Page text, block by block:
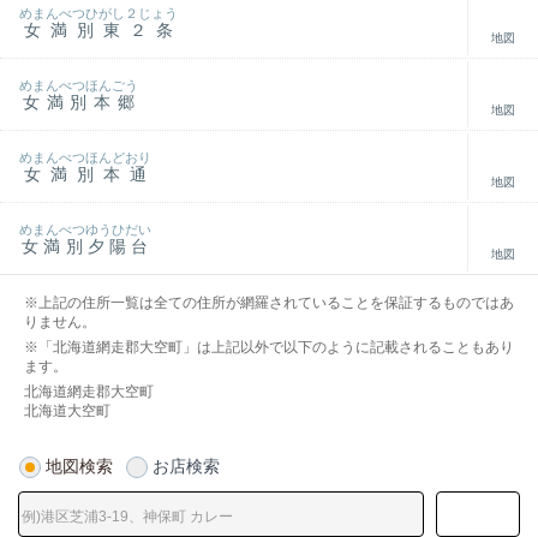
女満別東２条
めまんべつひがし２じょう
地図
女満別本郷
めまんべつほんごう
地図
女満別本通
めまんべつほんどおり
地図
女満別夕陽台
めまんべつゆうひだい
地図
※上記の住所一覧は全ての住所が網羅されていることを保証するものではあ
りません。
※「北海道網走郡大空町」は上記以外で以下のように記載されることもあり
ます。
北海道網走郡大空町
北海道大空町
地図検索 お店検索